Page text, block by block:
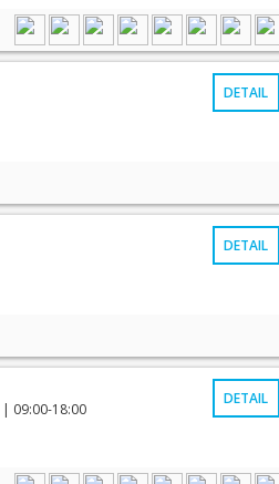
DETAIL
DETAIL
| 09:00-18:00
DETAIL